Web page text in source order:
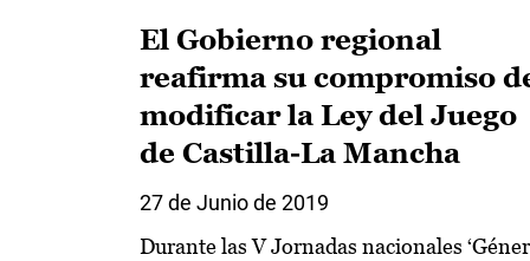
El Gobierno regional
reafirma su compromiso
modificar la Ley del Juego
de Castilla-La Mancha
27 de Junio de 2019
Durante las V Jornadas nacionales